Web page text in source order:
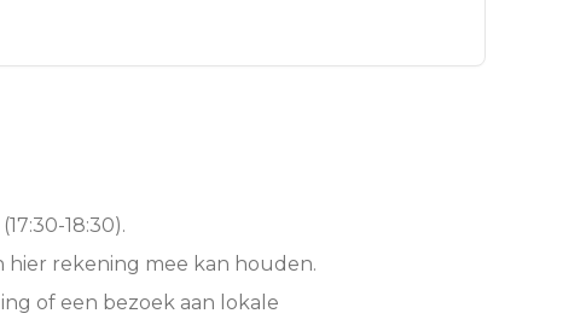
18:30).
rekening mee kan houden.
of een bezoek aan lokale